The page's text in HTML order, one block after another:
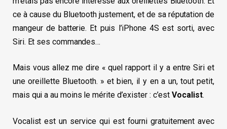
ce à cause du Bluetooth justement, et de sa réputation de
mangeur de batterie. Et puis l’iPhone 4S est sorti, avec
Siri. Et ses commandes…
Mais vous allez me dire « quel rapport il y a entre Siri et
une oreillette Bluetooth. » et bien, il y en a un, tout petit,
mais qui a au moins le mérite d’exister : c’estVocalist.
Vocalist est un service qui est fourni gratuitement avec